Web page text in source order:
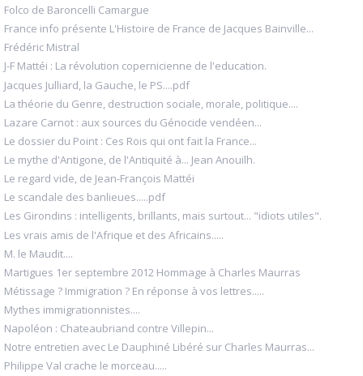
Folco de Baroncelli Camargue
France info présente L'Histoire de France de Jacques Bainville...
Frédéric Mistral
J-F Mattéi : La révolution copernicienne de l'education.
Jacques Julliard, la Gauche, le PS....pdf
La théorie du Genre, destruction sociale, morale, politique....
Lazare Carnot : aux sources du Génocide vendéen...
Le dossier du Point : Ces Rois qui ont fait la France...
Le mythe d'Antigone, de l'Antiquité à... Jean Anouilh.
Le regard vide, de Jean-François Mattéi
Le scandale des banlieues.....pdf
Les Girondins : intelligents, brillants, mais surtout... "idiots utiles".
Les vrais amis de l'Afrique et des Africains.....
M. le Maudit....
Martigues 1er septembre 2012 Hommage à Charles Maurras
Métissage ? Immigration ? En réponse à vos lettres.....
Mythes immigrationnistes....
Napoléon : Chateaubriand contre Villepin...
Notre entretien avec Le Dauphiné Libéré sur Charles Maurras...
Philippe Val crache le morceau.....